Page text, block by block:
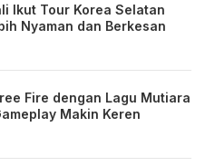
Ikut Tour Korea Selatan
Nyaman dan Berkesan
Fire dengan Lagu Mutiara
Makin Keren